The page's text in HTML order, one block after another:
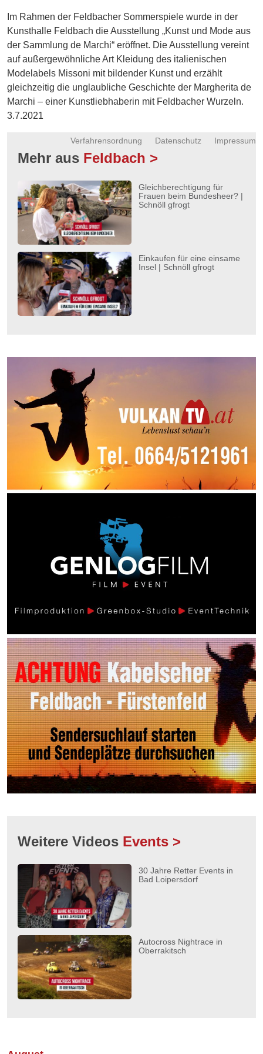
Schnöll
gfrogt
Zonen
Podcast
Im Rahmen der Feldbacher Sommerspiele wurde in der
Kunsthalle Feldbach die Ausstellung „Kunst und Mode aus
der Sammlung de Marchi“ eröffnet. Die Ausstellung vereint
auf außergewöhnliche Art Kleidung des italienischen
Modelabels Missoni mit bildender Kunst und erzählt
gleichzeitig die unglaubliche Geschichte der Margherita de
Marchi – einer Kunstliebhaberin mit Feldbacher Wurzeln.
3.7.2021
Impressum
Datenschutz
Verfahrensordnung
Mehr aus Feldbach >
Gleichberechtigung für
Frauen beim Bundesheer? |
Schnöll gfrogt
Einkaufen für eine einsame
Insel | Schnöll gfrogt
Weitere Videos Events >
30 Jahre Retter Events in
Bad Loipersdorf
Autocross Nightrace in
Oberrakitsch